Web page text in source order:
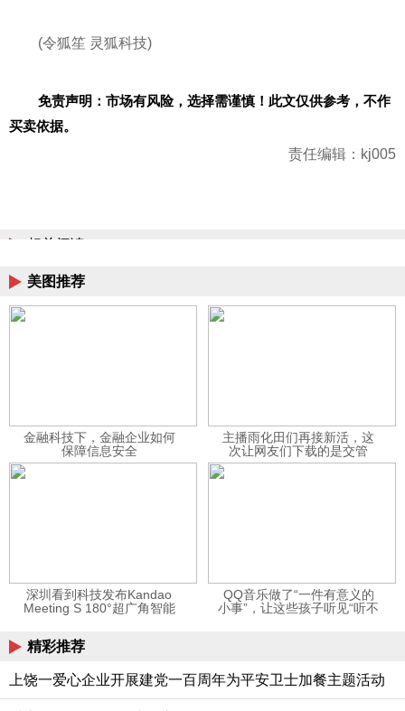
(令狐笙 灵狐科技)
免责声明：市场有风险，选择需谨慎！此文仅供参考，不作
买卖依据。
责任编辑：kj005
相关阅读
美图推荐
金融科技下，金融企业如何
保障信息安全
主播雨化田们再接新活，这
次让网友们下载的是交管
12123APP
深圳看到科技发布Kandao
Meeting S 180°超广角智能
QQ音乐做了“一件有意义的
小事”，让这些孩子听见“听不
精彩推荐
上饶一爱心企业开展建党一百周年为平安卫士加餐主题活动